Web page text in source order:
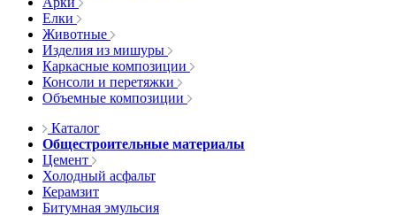
Елки
Животные
Изделия из мишуры
Каркасные композиции
Консоли и перетяжки
Объемные композиции
Каталог
Общестроительные материалы
Цемент
Холодный асфальт
Керамзит
Битумная эмульсия